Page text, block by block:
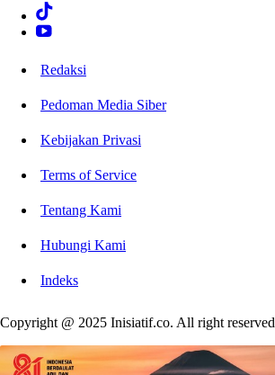
Redaksi
Pedoman Media Siber
Kebijakan Privasi
Terms of Service
Tentang Kami
Hubungi Kami
Indeks
Copyright @ 2025 Inisiatif.co. All right reserved